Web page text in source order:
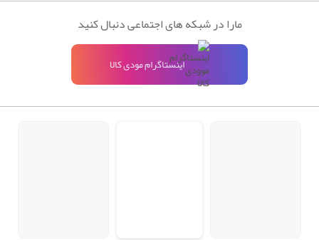
مارا در شبکه های اجتماعی دنبال کنید
اینستاگرام مودی کالا